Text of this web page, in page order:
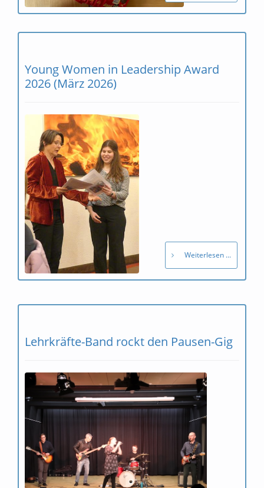
Young Women in Leadership Award
2026 (März 2026)
Weiterlesen ...
Lehrkräfte-Band rockt den Pausen-Gig